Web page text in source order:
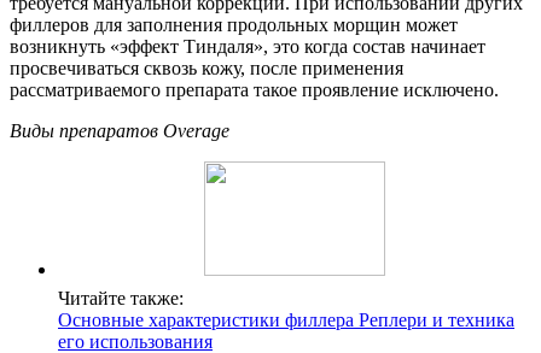
филлеров для заполнения продольных морщин может
возникнуть «эффект Тиндаля», это когда состав начинает
просвечиваться сквозь кожу, после применения
рассматриваемого препарата такое проявление исключено.
Виды препаратов Overage
Читайте также:
Основные характеристики филлера Реплери и техника
его использования